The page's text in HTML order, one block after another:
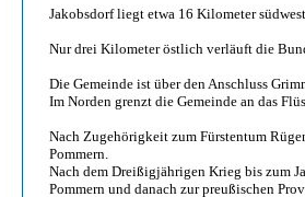
Jakobsdorf liegt etwa 16 Kilometer
Nur drei Kilometer östlich verläuft die
Die Gemeinde ist über den Anschluss
Im Norden grenzt die Gemeinde an das
Nach Zugehörigkeit zum Fürstentum
Pommern.
Nach dem Dreißigjährigen Krieg bis zum
Pommern und danach zur preußischen